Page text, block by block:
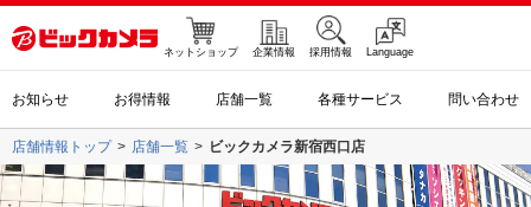
お知らせ お得情報 店舗一覧 各種サービス 問い合わせ
ネットショップ 企業情報 採用情報 Language
店舗情報トップ 店舗一覧 ビックカメラ新宿西口店